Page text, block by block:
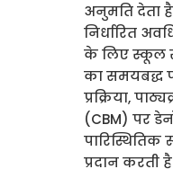
अनुमति देता
निर्धारित
के लिए स्कूल
का समयबद्ध
प्रक्रिया,
(CBM) पर
प्रदान करती